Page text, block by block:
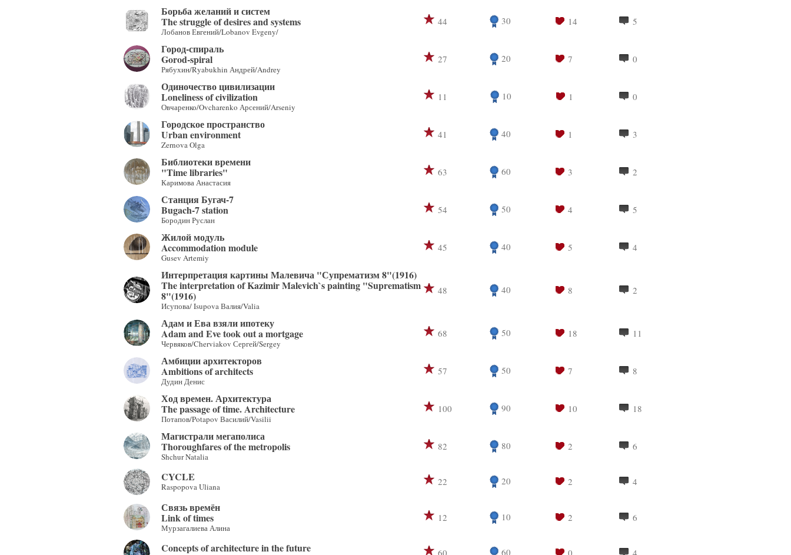
Борьба желаний и систем
The struggle of desires and systems
Лобанов Евгений/Lobanov Evgeny/
44 30 14 5
Город-спираль
Gorod-spiral
Рябухин/Ryabukhin Андрей/Andrey
27 20 7 0
Одиночество цивилизации
Loneliness of civilization
Овчаренко/Ovcharenko Арсений/Arseniy
11 10 1 0
Городское пространство
Urban environment
Zernova Olga
41 40 1 3
Библиотеки времени
"Time libraries"
Каримова Анастасия
63 60 3 2
Станция Бугач-7
Bugach-7 station
Бородин Руслан
54 50 4 5
Жилой модуль
Accommodation module
Gusev Artemiy
45 40 5 4
Интерпретация картины Малевича "Супрематизм 8"(1916)
The interpretation of Kazimir Malevich`s painting "Suprematism
8"(1916)
Исупова/ Isupova Валия/Valia
48 40 8 2
Адам и Ева взяли ипотеку
Adam and Eve took out a mortgage
Червяков/Cherviakov Сергей/Sergey
68 50 18 11
Амбиции архитекторов
Ambitions of architects
Дудин Денис
57 50 7 8
Ход времен. Архитектура
The passage of time. Architecture
Потапов/Potapov Василий/Vasilii
100 90 10 18
Магистрали мегаполиса
Thoroughfares of the metropolis
Shchur Natalia
82 80 2 6
CYCLE
Raspopova Uliana 22 20 2 4
Связь времён
Link of times
Мурзагалиева Алина
12 10 2 6
Concepts of architecture in the future 60 60 0 4